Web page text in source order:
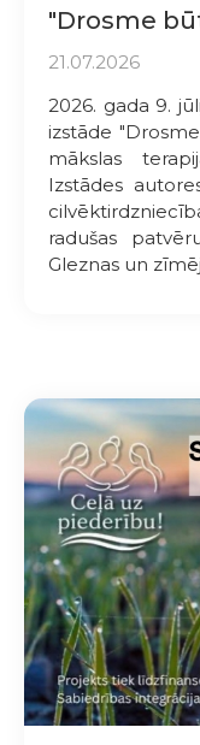
"Drosme
21.07.2026
2026. gada 9.
izstāde
mākslas
Izstādes
radušas
Gleznas un